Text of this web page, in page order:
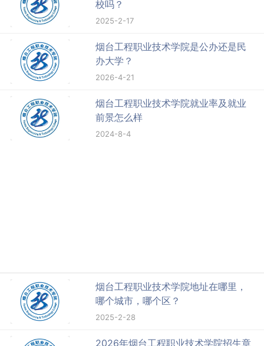
校吗？
2025-2-17
烟台工程职业技术学院是公办还是民
办大学？
2026-4-21
烟台工程职业技术学院就业率及就业
前景怎么样
2024-8-4
烟台工程职业技术学院地址在哪里，
哪个城市，哪个区？
2025-2-28
2026年烟台工程职业技术学院招生章